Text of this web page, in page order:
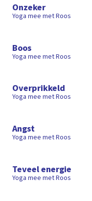
Onzeker
Yoga mee met Roos
Boos
Yoga mee met Roos
Overprikkeld
Yoga mee met Roos
Angst
Yoga mee met Roos
Teveel energie
Yoga mee met Roos